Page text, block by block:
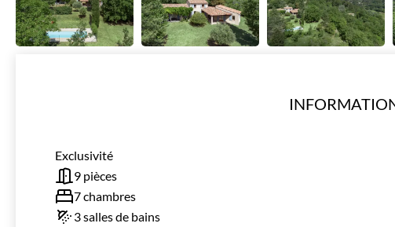
Exclusivité
9 pièces
7 chambres
3 salles de bains